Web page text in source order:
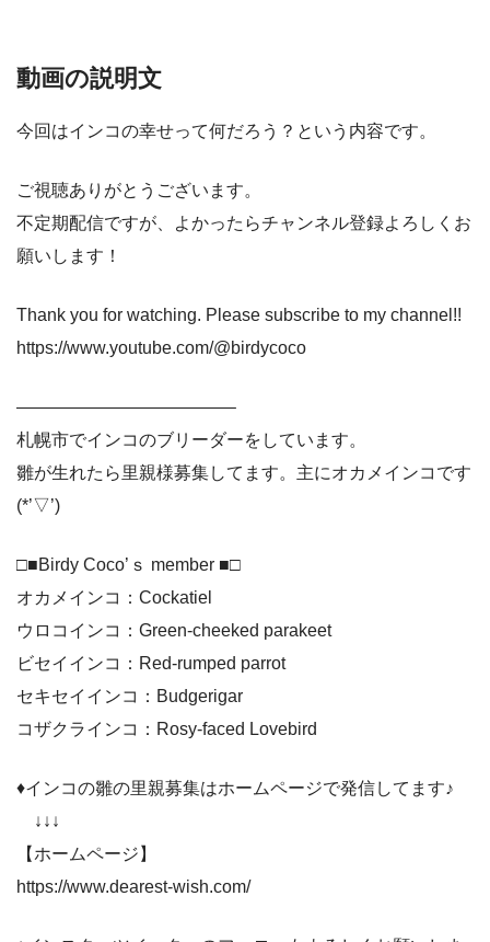
動画の説明文
今回はインコの幸せって何だろう？という内容です。
ご視聴ありがとうございます。
不定期配信ですが、よかったらチャンネル登録よろしくお
願いします！
Thank you for watching. Please subscribe to my channel!!
https://www.youtube.com/@birdycoco
————————————–
札幌市でインコのブリーダーをしています。
雛が生れたら里親様募集してます。主にオカメインコです
(*’▽’)
□■Birdy Coco’ｓ member ■□
オカメインコ：Cockatiel
ウロコインコ：Green-cheeked parakeet
ビセイインコ：Red-rumped parrot
セキセイインコ：Budgerigar
コザクラインコ：Rosy-faced Lovebird
♦インコの雛の里親募集はホームページで発信してます♪
↓↓↓
【ホームページ】
https://www.dearest-wish.com/